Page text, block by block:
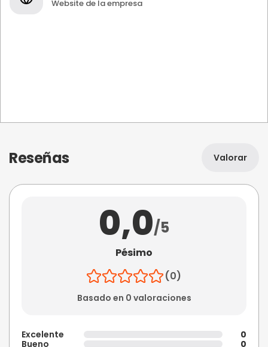
Website de la empresa
Reseñas Valorar
0,0/5
Pésimo
(0)
Basado en 0 valoraciones
Excelente
0
Bueno
0